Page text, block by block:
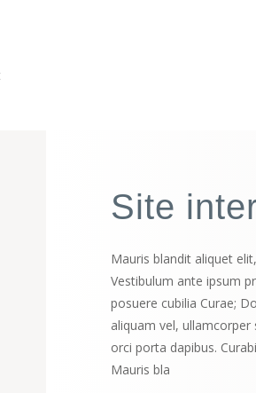
Site
Mauris blandit aliquet
Vestibulum ante ipsum
posuere cubilia Curae;
aliquam vel,
orci porta dapibus.
Mauris bla